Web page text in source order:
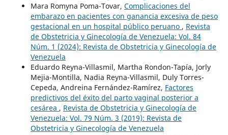
Mara Romyna Poma-Tovar, Complicaciones del
embarazo en pacientes con ganancia excesiva de peso
gestacional en un hospital público peruano , Revista
de Obstetricia y Ginecología de Venezuela: Vol. 84
Núm. 1 (2024): Revista de Obstetricia y Ginecología de
Venezuela
Eduardo Reyna-Villasmil, Martha Rondon-Tapía, Jorly
Mejia-Montilla, Nadia Reyna-Villasmil, Duly Torres-
Cepeda, Andreina Fernández-Ramírez, Factores
predictivos del éxito del parto vaginal posterior a
cesárea , Revista de Obstetricia y Ginecología de
Venezuela: Vol. 79 Núm. 3 (2019): Revista de
Obstetricia y Ginecología de Venezuela